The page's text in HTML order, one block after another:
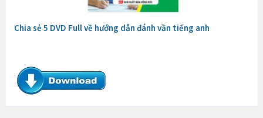
Chia sẻ 5 DVD Full về hướng dẫn đánh vần tiếng anh